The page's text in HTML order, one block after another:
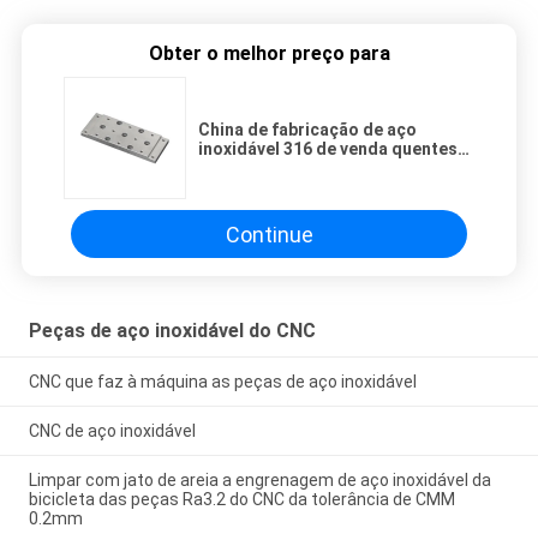
Obter o melhor preço para
China de fabricação de aço
inoxidável 316 de venda quentes
Continue
Peças de aço inoxidável do CNC
CNC que faz à máquina as peças de aço inoxidável
CNC de aço inoxidável
Limpar com jato de areia a engrenagem de aço inoxidável da
bicicleta das peças Ra3.2 do CNC da tolerância de CMM
0.2mm